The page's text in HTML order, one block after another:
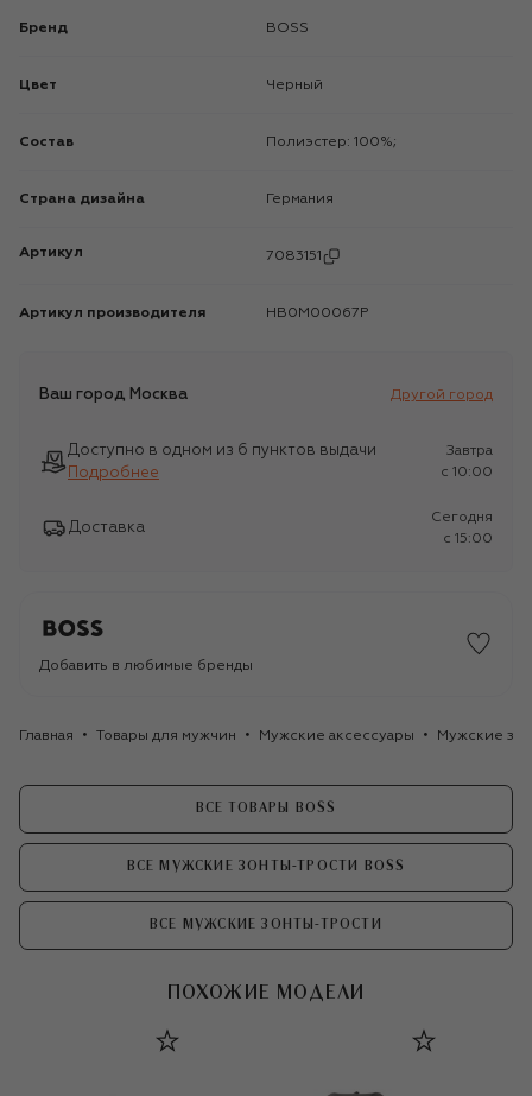
Бренд BOSS
Цвет Черный
Состав Полиэстер: 100%;
Страна дизайна Германия
Артикул 7083151
Артикул производителя HB0M00067P
Ваш город Москва Другой город
Доступно в одном из 6 пунктов выдачи
Подробнее
Завтра
c 10:00
Доставка
Сегодня
c 15:00
Добавить в любимые бренды
Главная Товары для мужчин Мужские аксессуары Мужские
ВСЕ ТОВАРЫ BOSS
ВСЕ МУЖСКИЕ ЗОНТЫ-ТРОСТИ BOSS
ВСЕ МУЖСКИЕ ЗОНТЫ-ТРОСТИ
ПОХОЖИЕ МОДЕЛИ